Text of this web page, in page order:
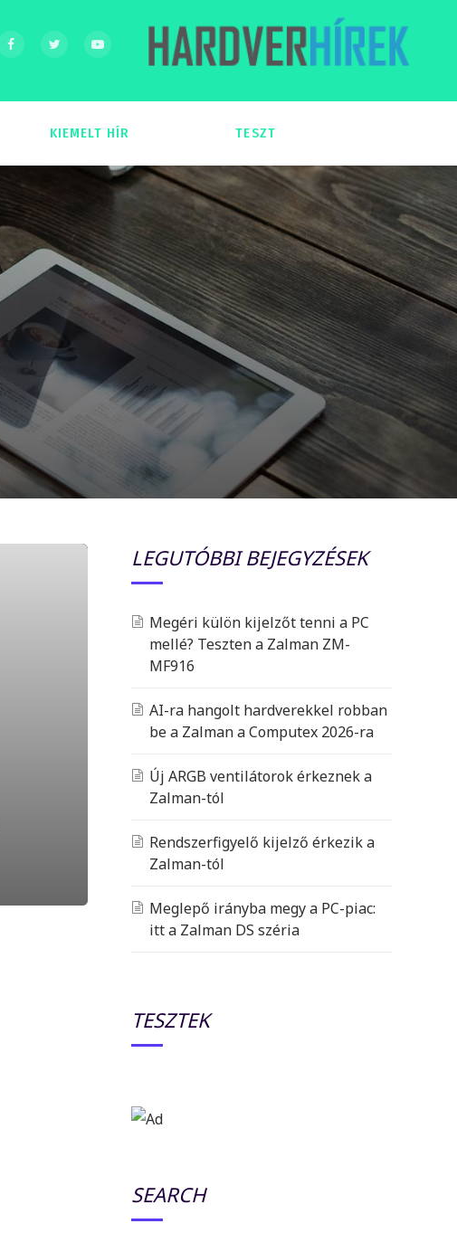
KIEMELT HÍR TESZT
LEGUTÓBBI BEJEGYZÉSEK
Megéri külön kijelzőt tenni a PC
mellé? Teszten a Zalman ZM-
MF916
AI-ra hangolt hardverekkel robban
be a Zalman a Computex 2026-ra
Új ARGB ventilátorok érkeznek a
Zalman-tól
Rendszerfigyelő kijelző érkezik a
Zalman-tól
Meglepő irányba megy a PC-piac:
itt a Zalman DS széria
TESZTEK
SEARCH